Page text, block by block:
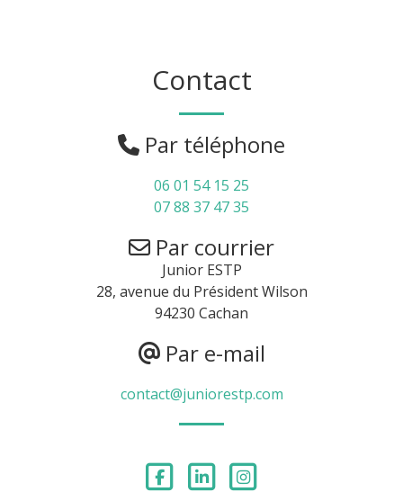
Contact
Par téléphone
06 01 54 15 25
07 88 37 47 35
Par courrier
Junior ESTP
28, avenue du Président Wilson
94230 Cachan
Par e-mail
contact@juniorestp.com